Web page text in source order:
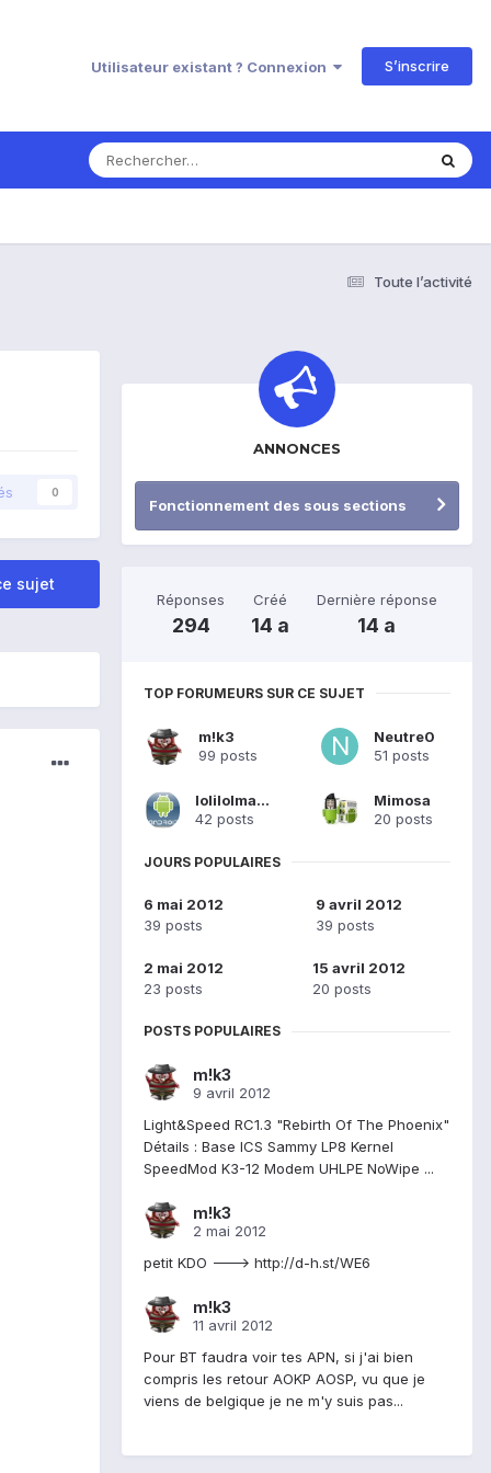
Utilisateur existant ? Connexion S’inscrire
Toute l’activité
0
sujet
ANNONCES
Fonctionnement des sous sections
Réponses
294
Créé
14 a
Dernière réponse
14 a
TOP FORUMEURS SUR CE SUJET
m!k3
99 posts
Neutre0
51 posts
lolilolmartin
42 posts
Mimosa
20 posts
JOURS POPULAIRES
6 mai 2012
39 posts
9 avril 2012
39 posts
2 mai 2012
23 posts
15 avril 2012
20 posts
POSTS POPULAIRES
m!k3
9 avril 2012
Light&Speed RC1.3 "Rebirth Of The Phoenix"
Détails : Base ICS Sammy LP8 Kernel
SpeedMod K3-12 Modem UHLPE NoWipe ...
m!k3
2 mai 2012
petit KDO ---> http://d-h.st/WE6
m!k3
11 avril 2012
Pour BT faudra voir tes APN, si j'ai bien
compris les retour AOKP AOSP, vu que je
viens de belgique je ne m'y suis pas...